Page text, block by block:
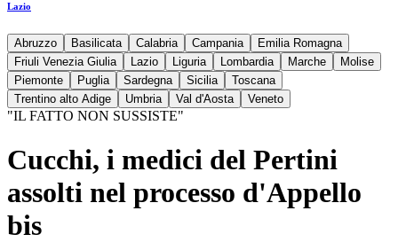
Lazio
Abruzzo Basilicata Calabria Campania
Emilia Romagna
Friuli Venezia Giulia
Lazio Liguria Lombardia Marche
Molise
Piemonte
Puglia Sardegna Sicilia
Toscana
Trentino alto Adige
Umbria Val d'Aosta Veneto
"IL FATTO NON SUSSISTE"
Cucchi, i medici del Pertini
assolti nel processo d'Appello
bis